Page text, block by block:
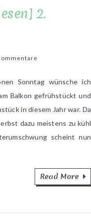
2.
Herbstlesen]
Sonntag wünsche ich
Balkon gefrühstückt und
in diesem Jahr war. Da
dazu meistens zu kühl
scheint nun
Read More